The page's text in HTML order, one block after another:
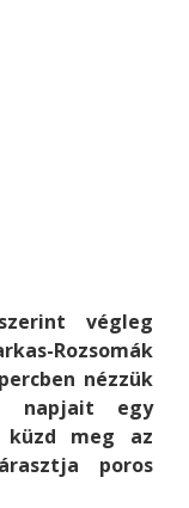
végleg
Rozsomák
nézzük
napjait egy
küzd meg az
poros